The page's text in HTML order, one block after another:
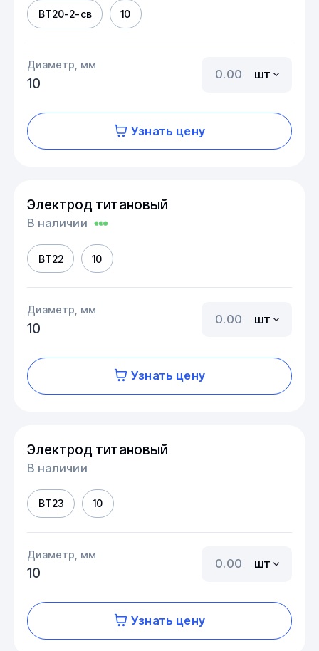
ВТ20-2-св 10
Диаметр, мм
10
шт
Узнать цену
Электрод титановый
В наличии
ВТ22 10
Диаметр, мм
10
шт
Узнать цену
Электрод титановый
В наличии
ВТ23 10
Диаметр, мм
10
шт
Узнать цену